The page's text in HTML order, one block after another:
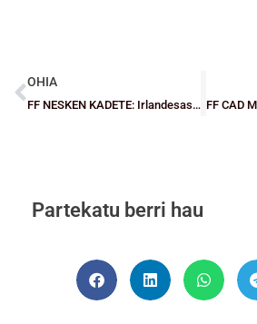
OHIA
FF NESKEN KADETE: Irlandesas, bihozgabeko txapeldun (65-32)
Partekatu berri hau